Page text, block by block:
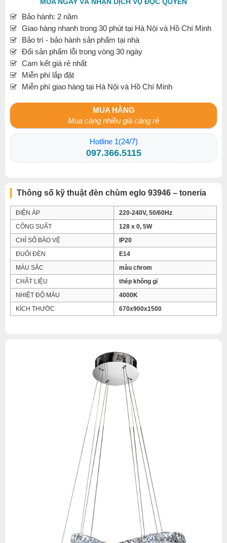
Bảo hành: 2 năm
Giao hàng nhanh trong 30 phút tại Hà Nội và Hồ Chí Minh
Bảo trì - bảo hành sản phẩm tại nhà
Đổi sản phẩm lỗi trong vòng 30 ngày
Cam kết giá rẻ nhất
Miễn phí lắp đặt
Miễn phí giao hàng tại Hà Nội và Hồ Chí Minh
MUA HÀNG
Mua càng nhiều giá càng rẻ
Hotline 1(24/7)
097.366.5115
Thông số kỹ thuật đèn chùm eglo 93946 – toneria
ĐIỆN ÁP
220-240V, 50/60Hz
CÔNG SUẤT
128 x 0, 5W
CHỈ SỐ BẢO VỆ
IP20
ĐUÔI ĐÈN
E14
MÀU SẮC
màu chrom
CHẤT LIỆU
thép không gỉ
NHIỆT ĐỘ MÀU
4000K
KÍCH THƯỚC
670x900x1500